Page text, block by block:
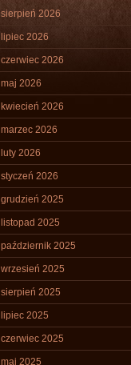
sierpień 2026
lipiec 2026
czerwiec 2026
maj 2026
kwiecień 2026
marzec 2026
luty 2026
styczeń 2026
grudzień 2025
listopad 2025
październik 2025
wrzesień 2025
sierpień 2025
lipiec 2025
czerwiec 2025
maj 2025